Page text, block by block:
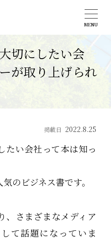
MENU
切にしたい会
が取り上げられ
掲載日 2022.8.25
たい会社って本は知っ
のビジネス書です。
、さまざまなメディア
て話題になっていま